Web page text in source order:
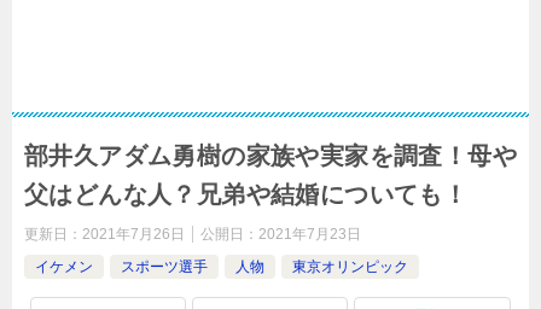
部井久アダム勇樹の家族や実家を調査！母や
父はどんな人？兄弟や結婚についても！
更新日： 2021年7月26日 公開日： 2021年7月23日
イケメン
スポーツ選手 人物 東京オリンピック